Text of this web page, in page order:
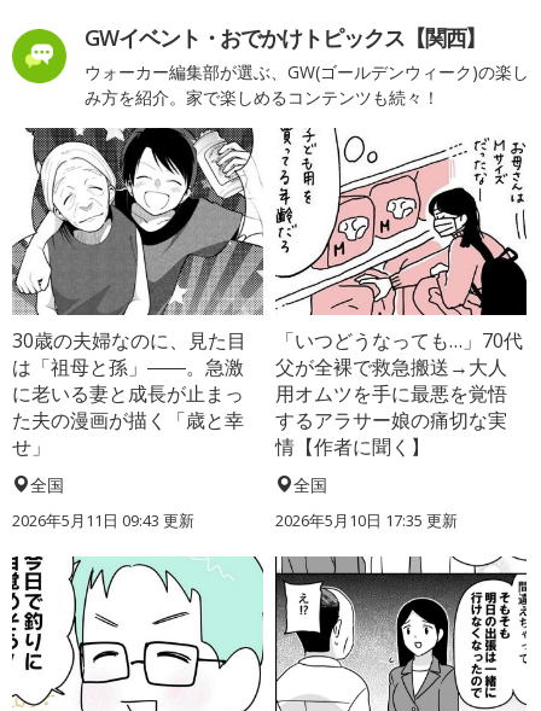
GWイベント・おでかけトピックス【関西】
ウォーカー編集部が選ぶ、GW(ゴールデンウィーク)の楽し
み方を紹介。家で楽しめるコンテンツも続々！
30歳の夫婦なのに、見た目
は「祖母と孫」――。急激
に老いる妻と成長が止まっ
た夫の漫画が描く「歳と幸
せ」
全国
2026年5月11日 09:43 更新
「いつどうなっても…」70代
父が全裸で救急搬送→大人
用オムツを手に最悪を覚悟
するアラサー娘の痛切な実
情【作者に聞く】
全国
2026年5月10日 17:35 更新